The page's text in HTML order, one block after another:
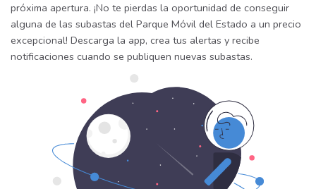
próxima apertura. ¡No te pierdas la oportunidad de conseguir
alguna de las subastas del Parque Móvil del Estado a un precio
excepcional! Descarga la app, crea tus alertas y recibe
notificaciones cuando se publiquen nuevas subastas.